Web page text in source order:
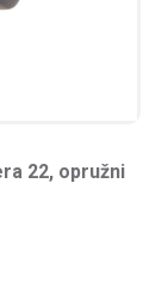
22, opružni